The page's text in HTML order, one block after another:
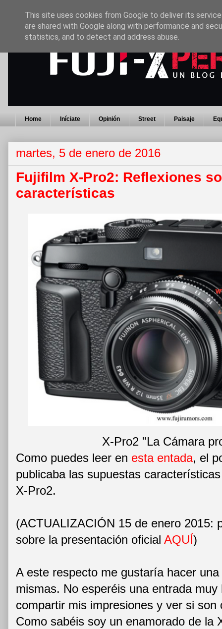
Home Iníciate Opinión Street Paisaje
martes, 5 de enero de 2016
Fujifilm X-Pro2: Reflexiones
características
X-Pro2 "La Cámara
Como puedes leer en esta entada, el
publicaba las supuestas
X-Pro2.
(ACTUALIZACIÓN 15 de enero 2015:
sobre la presentación oficial AQUÍ)
A este respecto me gustaría hacer
mismas. No esperéis una entrada muy
compartir mis impresiones y ver si
Como sabéis soy un enamorado de la
This site uses cookies from Google to deliver its
are shared with Google along with performance and
statistics, and to detect and address abuse.